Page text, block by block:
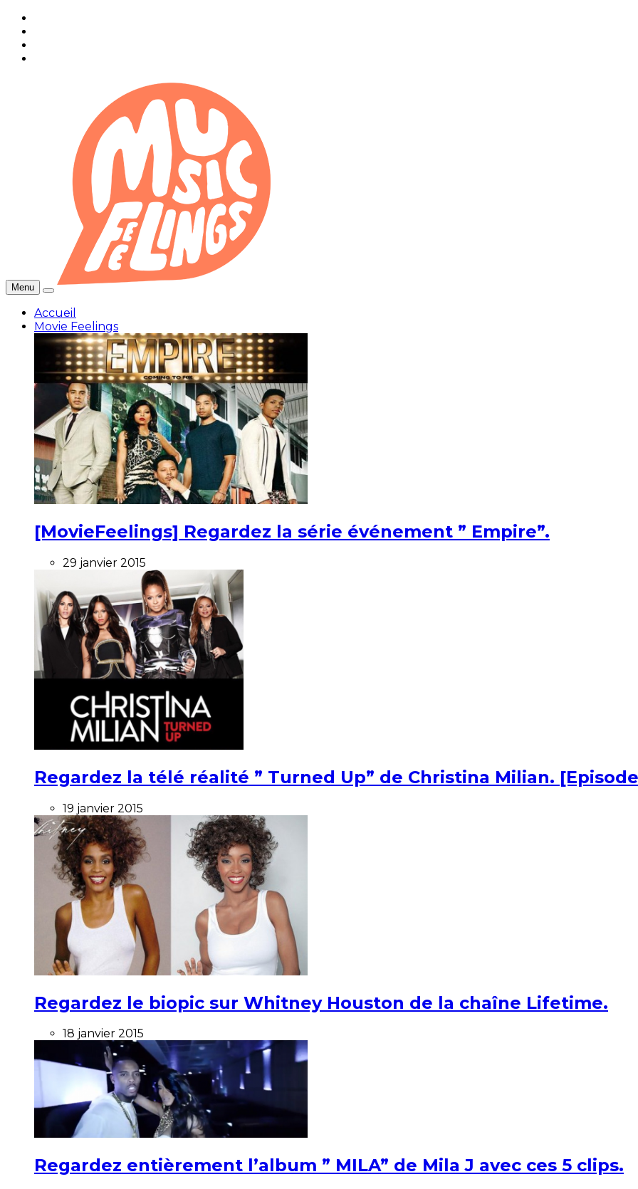
Menu
Accueil
Movie Feelings
[MovieFeelings] Regardez la série événement ” Empire”.
29 janvier 2015
Regardez la télé réalité ” Turned Up” de Christina Milian.
19 janvier 2015
Regardez le biopic sur Whitney Houston de la chaîne Lifetime.
18 janvier 2015
Regardez entièrement l’album ” MILA” de Mila J avec ces 5 clips.